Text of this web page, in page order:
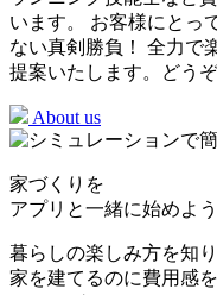
います。 お客様にとっ
ない真剣勝負！
全力で
提案いたします。
どう
About us
家づくりを
アプリと一緒に始めよう
暮らしの楽しみ方を知
家を建てるのに費用感